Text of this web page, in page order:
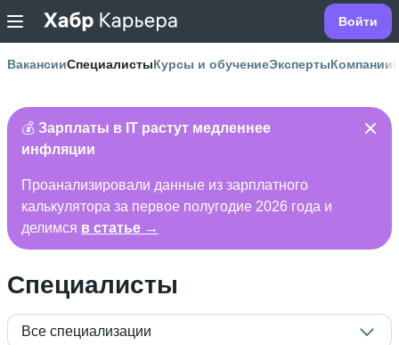
Войти
ВакансииСпециалистыКурсы и обучениеЭкспертыКомпании
💰 Зарплаты в IT растут медленнее
инфляции
Проанализировали данные из зарплатного
калькулятора за первое полугодие 2026 года и
делимся в статье →
Специалисты
Все специализации